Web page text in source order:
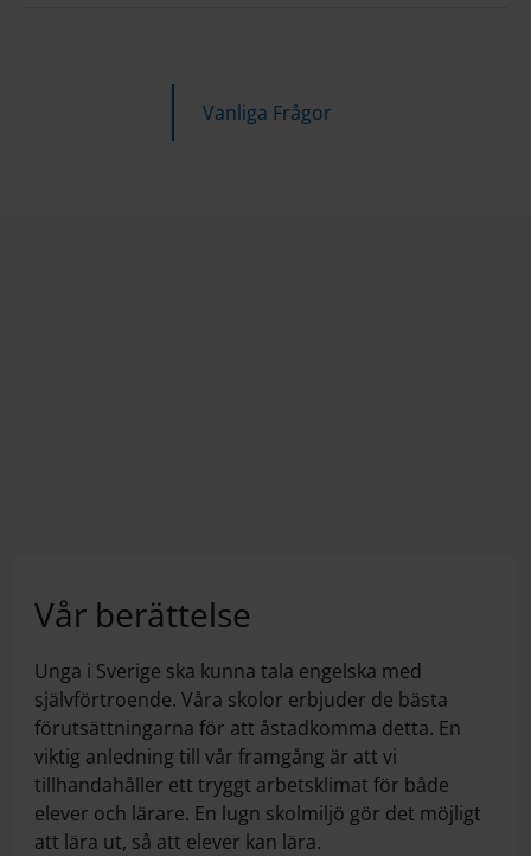
Vanliga Frågor
Vår berättelse
Unga i Sverige ska kunna tala engelska med
självförtroende. Våra skolor erbjuder de bästa
förutsättningarna för att åstadkomma detta. En
viktig anledning till vår framgång är att vi
tillhandahåller ett tryggt arbetsklimat för både
elever och lärare. En lugn skolmiljö gör det möjligt
att lära ut, så att elever kan lära.